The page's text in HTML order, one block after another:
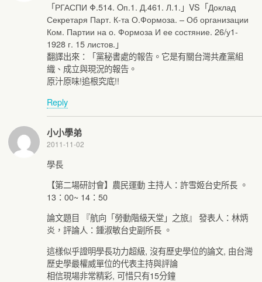
「РГАСПИ Φ.514. Οп.1. Д.461. Л.1.」VS「Доклад
Секретаря Парт. К-та О.Формоза. – Об организации
Ком. Партии на о. Формоза И ее состяние. 26/у1-
1928 г. 15 листов.」
翻譯出來：「黨秘書處的報告。它是有關台灣共產黨組
織、成立與現況的報告。
原汁原味!追根究底!!
Reply
小小學弟
2011-11-02
學長
【第二場研討會】農民運動 主持人：許雪姬台史所長 。
13：00~ 14：50
論文題目 『航向「勞動階級天堂」之旅』 發表人：林炳
炎，評論人：鍾淑敏台史副所長 。
這樣似乎證明學長功力超級, 沒有歷史學位的論文, 由台灣
歷史學最權威單位的代表主持與評論
相信現場非常精彩, 可惜只有15分鐘